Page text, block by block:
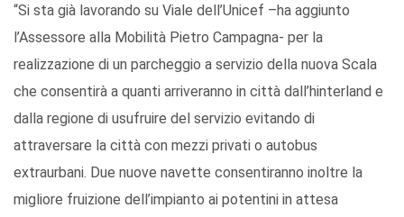
“Si sta già lavorando su Viale dell’Unicef –ha aggiunto
l’Assessore alla Mobilità Pietro Campagna- per la
realizzazione di un parcheggio a servizio della nuova Scala
che consentirà a quanti arriveranno in città dall’hinterland e
dalla regione di usufruire del servizio evitando di
attraversare la città con mezzi privati o autobus
extraurbani. Due nuove navette consentiranno inoltre la
migliore fruizione dell’impianto ai potentini in attesa